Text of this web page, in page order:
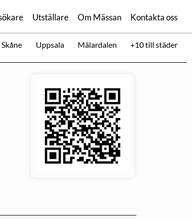
Utställare Om Mässan Kontakta oss
Skåne Uppsala Mälardalen +10 till städer